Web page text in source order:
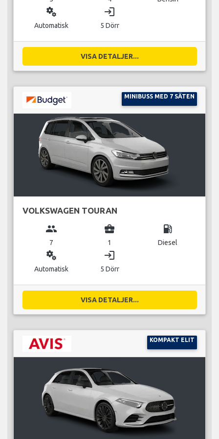
miscellaneous_services
Automatisk
login
5 Dörr
VISA DETALJER...
MINIBUSS MED 7 SÄTEN
VOLKSWAGEN TOURAN
group
7
business_center
1
local_gas_station
Diesel
miscellaneous_services
Automatisk
login
5 Dörr
VISA DETALJER...
KOMPAKT ELIT